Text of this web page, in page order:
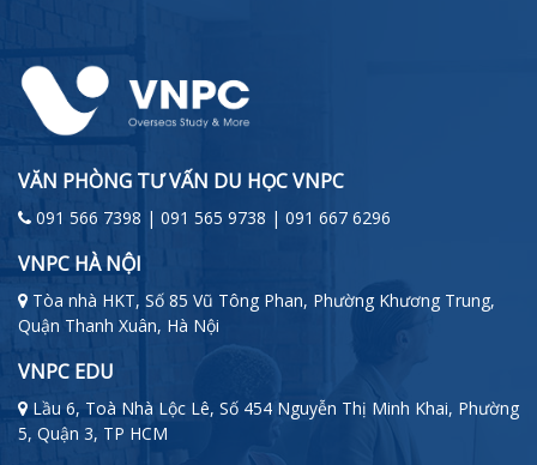
VĂN PHÒNG TƯ VẤN DU HỌC VNPC
091 566 7398 | 091 565 9738 | 091 667 6296
VNPC HÀ NỘI
Tòa nhà HKT, Số 85 Vũ Tông Phan, Phường Khương Trung,
Quận Thanh Xuân, Hà Nội
VNPC EDU
Lầu 6, Toà Nhà Lộc Lê, Số 454 Nguyễn Thị Minh Khai, Phường
5, Quận 3, TP HCM